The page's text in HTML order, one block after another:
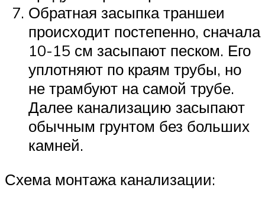
Обратная засыпка траншеи
происходит постепенно, сначала
10-15 см засыпают песком. Его
уплотняют по краям трубы, но
не трамбуют на самой трубе.
Далее канализацию засыпают
обычным грунтом без больших
камней.
Схема монтажа канализации: